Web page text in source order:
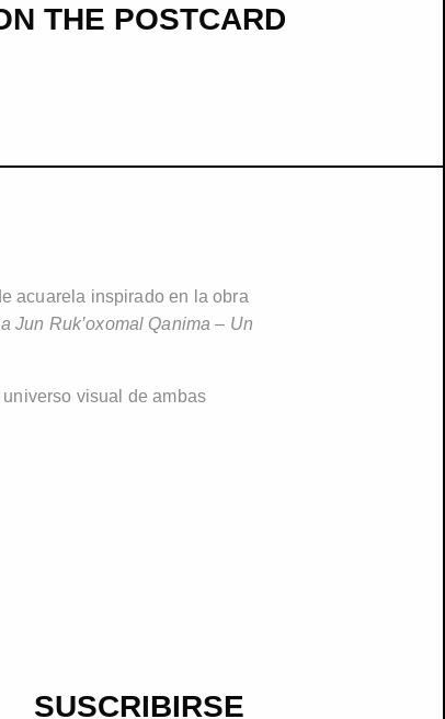
THE POSTCARD
acuarela inspirado en la obra
Jun Ruk’oxomal Qanima – Un
visual de ambas
SUSCRIBIRSE